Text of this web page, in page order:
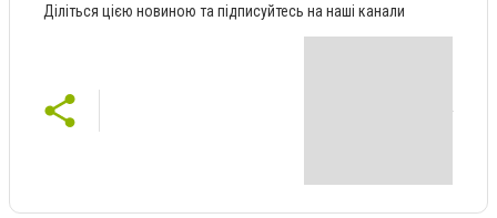
Діліться цією новиною та підписуйтесь на наші канали